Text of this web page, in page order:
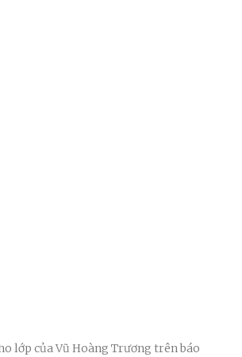
lớp của Vũ Hoàng Trương trên báo